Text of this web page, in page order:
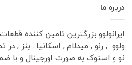
درباره ما
ایرانولوو بزرگترین تامین کننده
ولوو , رنو , میدلام , اسکانیا , بنز ,
نو و استوک به صورت اورجینال و با